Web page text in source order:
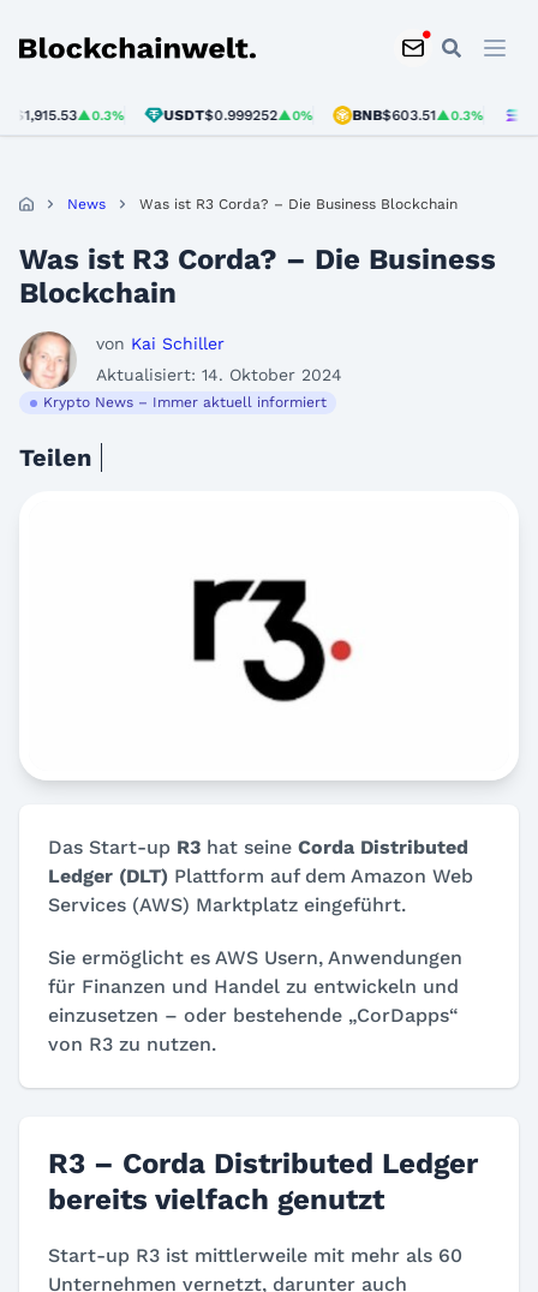
Blockchainwelt
▲0.3% USDT$0.999252▲0% BNB$603.51▲0.3% SOL
News Was ist R3 Corda? – Die Business Blockchain
Was ist R3 Corda? – Die Business
Blockchain
von Kai Schiller
Aktualisiert: 14. Oktober 2024
Krypto News – Immer aktuell informiert
Teilen
Das Start-up R3 hat seine Corda Distributed
Ledger (DLT) Plattform auf dem Amazon Web
Services (AWS) Marktplatz eingeführt.
Sie ermöglicht es AWS Usern, Anwendungen
für Finanzen und Handel zu entwickeln und
einzusetzen – oder bestehende „CorDapps“
von R3 zu nutzen.
R3 – Corda Distributed Ledger
bereits vielfach genutzt
Start-up R3 ist mittlerweile mit mehr als 60
Unternehmen vernetzt, darunter auch